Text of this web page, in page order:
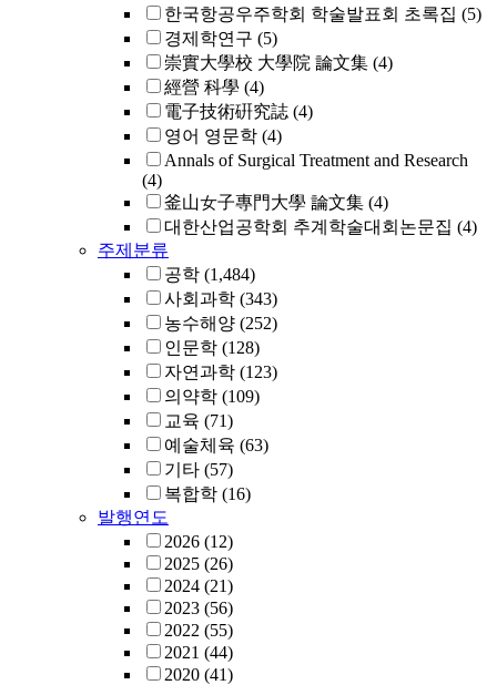
한국항공우주학회 학술발표회 초록집 (5)
경제학연구 (5)
崇實大學校 大學院 論文集 (4)
經營 科學 (4)
電子技術硏究誌 (4)
영어 영문학 (4)
Annals of Surgical Treatment and Research
(4)
釜山女子專門大學 論文集 (4)
대한산업공학회 추계학술대회논문집 (4)
주제분류
공학 (1,484)
사회과학 (343)
농수해양 (252)
인문학 (128)
자연과학 (123)
의약학 (109)
교육 (71)
예술체육 (63)
기타 (57)
복합학 (16)
발행연도
2026 (12)
2025 (26)
2024 (21)
2023 (56)
2022 (55)
2021 (44)
2020 (41)